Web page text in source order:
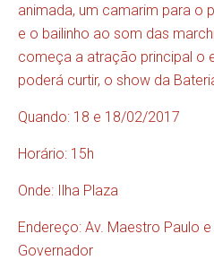
animada, um camarim para o
e o bailinho ao som das
começa a atração principal o
poderá curtir, o show da
Quando: 18 e 18/02/2017
Horário: 15h
Onde: Ilha Plaza
Endereço: Av. Maestro Paulo
Governador